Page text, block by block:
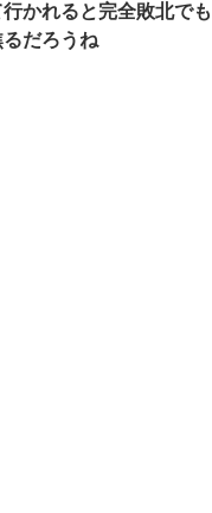
かれると完全敗北で
るだろうね